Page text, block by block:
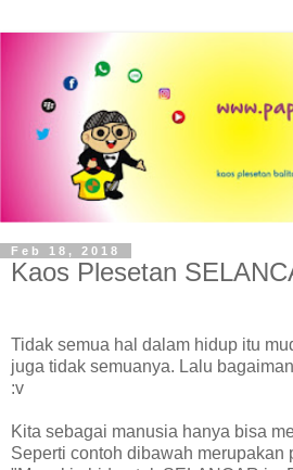
Feb 18, 2018
Kaos Plesetan
Tidak semua hal dalam hidup itu
juga tidak semuanya. Lalu
:v
Kita sebagai manusia hanya bisa
Seperti contoh dibawah merupakan